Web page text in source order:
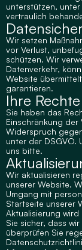
unterstützen,
vertraulich
Wir setzen
vor Verlust,
schützen. Wir
Datenverkehr,
Website
garantieren.
Ihre
Sie haben das
Einschränkung
Widerspruch
unter der DSGVO.
uns bitte.
Wir aktualisieren
unserer Website.
Umgang mit
Startseite unserer
Aktualisierung
Sie sicher, dass
überprüfen Sie